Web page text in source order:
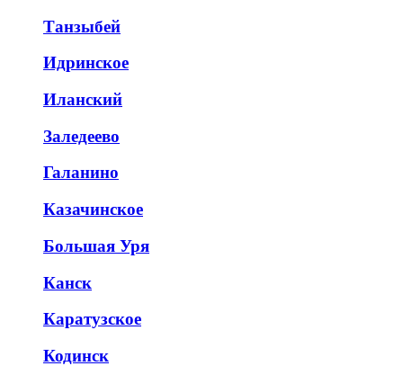
Танзыбей
Идринское
Иланский
Заледеево
Галанино
Казачинское
Большая Уря
Канск
Каратузское
Кодинск